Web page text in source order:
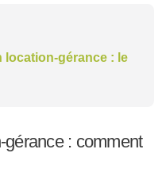
location-gérance : le
gérance : comment